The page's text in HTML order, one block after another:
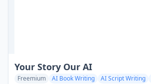
Your Story Our AI
Freemium AI Book Writing AI Script Writing